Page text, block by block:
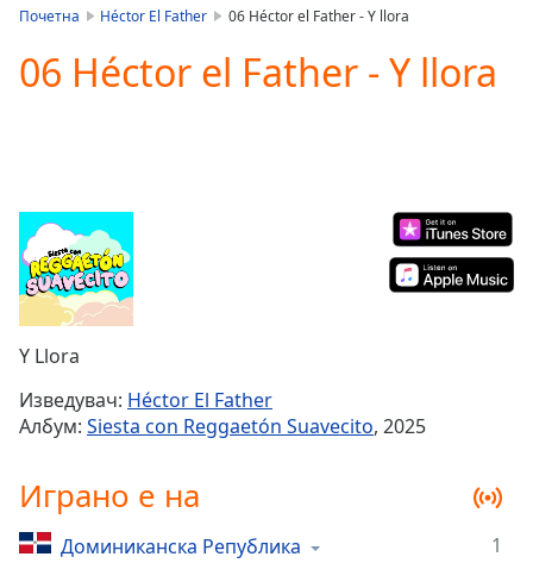
Play
Video
Mute
Current
Time0:00
Duration-:-
Loaded:
Stream
TypeLIVE
live,
currently
behind
liveLIVE
Remaining
Почетна Héctor El Father 06 Héctor el Father - Y llora
06 Héctor el Father - Y llora
Y Llora
Изведувач: Héctor El Father
Албум: Siesta con Reggaetón Suavecito, 2025
Играно е на
Доминиканска Република 1